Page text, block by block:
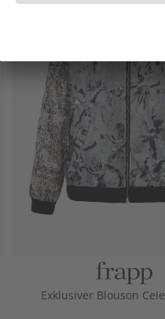
Exklusiver Blouson